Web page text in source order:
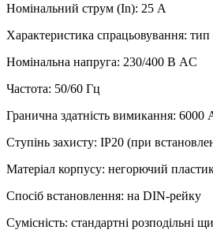
Номінальний струм (In): 25 А
Характеристика спрацьовування: тип
Номінальна напруга: 230/400 В AC
Частота: 50/60 Гц
Гранична здатність вимикання:
Ступінь захисту: IP20 (при
Матеріал корпусу: негорючий
Спосіб встановлення: на DIN-рейку
Сумісність: стандартні розподільні